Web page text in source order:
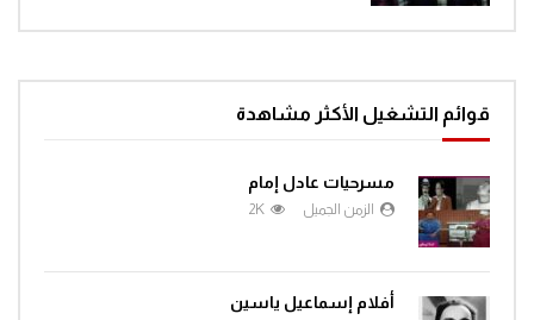
قوائم التشغيل الأكثر مشاهدة
مسرحيات عادل إمام
الزمن الجميل 2K
أفلام إسماعيل ياسين